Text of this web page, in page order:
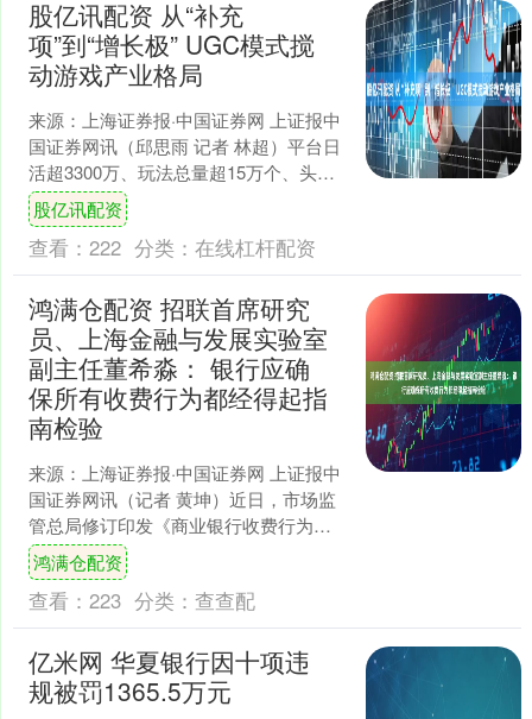
股亿讯配资 从“补充
项”到“增长极” UGC模式搅
动游戏产业格局
来源：上海证券报·中国证券网 上证报中
国证券网讯（邱思雨 记者 林超）平台日
活超3300万、玩法总量超15万个、头部
作品单月分成超2000万元……游戏《和
平精英....
股亿讯配资
查看： 222 分类： 在线杠杆配资
鸿满仓配资 招联首席研究
员、上海金融与发展实验室
副主任董希淼： 银行应确
保所有收费行为都经得起指
南检验
来源：上海证券报·中国证券网 上证报中
国证券网讯（记者 黄坤）近日，市场监
管总局修订印发《商业银行收费行为执
法指南》（下称：指南），结合近年来
监管执法实践，对商....
鸿满仓配资
查看： 223 分类： 查查配
亿米网 华夏银行因十项违
规被罚1365.5万元